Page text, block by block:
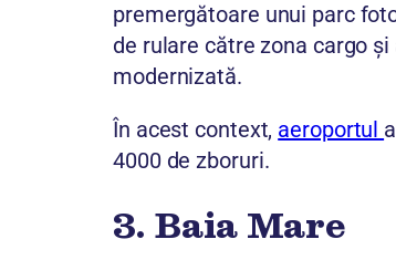
premergătoare unui parc
de rulare către zona cargo
modernizată.
În acest context, aeroportul
4000 de zboruri.
3. Baia Mare